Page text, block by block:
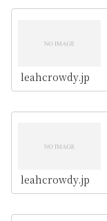
leahcrowdy.jp
leahcrowdy.jp